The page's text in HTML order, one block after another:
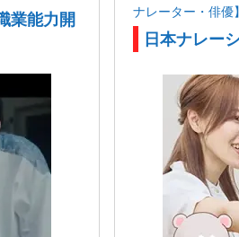
業能力開
ナレーター・俳優】
日本ナレー